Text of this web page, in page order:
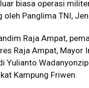
biasa operasi
oleh Panglima TNI,
Raja Ampat,
Raja Ampat, Mayor
Yulianto
Kampung Friwen.